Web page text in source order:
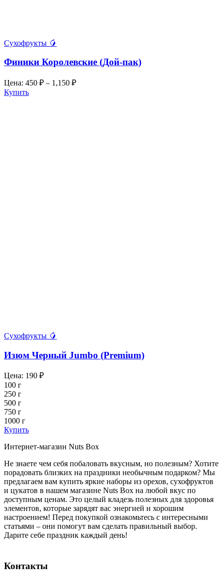
Сухофрукты 🥭
Финики Королевские (Дой-пак)
Цена: 450 ₽ – 1,150 ₽
Купить
Сухофрукты 🥭
Изюм Черный Jumbo (Premium)
Цена: 190 ₽
100 г
250 г
500 г
750 г
1000 г
Купить
Интернет-магазин Nuts Box
Не знаете чем себя побаловать вкусным, но полезным? Хотите
порадовать близких на праздники необычным подарком? Мы
предлагаем вам купить яркие наборы из орехов, сухофруктов
и цукатов в нашем магазине Nuts Box на любой вкус по
доступным ценам. Это целый кладезь полезных для здоровья
элементов, которые зарядят вас энергией и хорошим
настроением! Перед покупкой ознакомьтесь с интересными
статьями – они помогут вам сделать правильный выбор.
Дарите себе праздник каждый день!
Контакты